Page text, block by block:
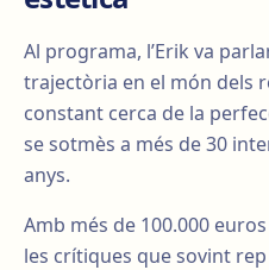
Al programa, l’Erik va
trajectòria en el món dels
constant cerca de la
se sotmès a més de 30
anys.
Amb més de 100.000
les crítiques que sovint